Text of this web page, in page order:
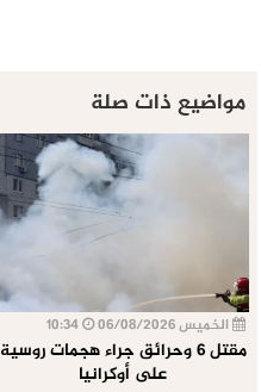
مواضيع ذات صلة
الخميس 06/08/2026
مقتل 6 وحرائق جراء هجمات روسية
على أوكرانيا